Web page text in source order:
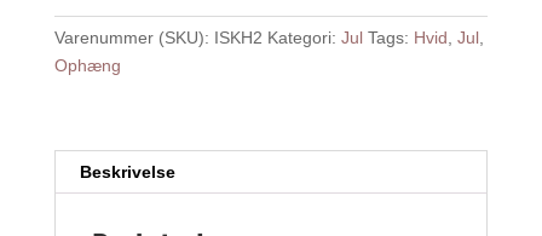
2
stk
antal
Varenummer (SKU): ISKH2 Kategori: Jul Tags: Hvid, Jul,
Ophæng
Beskrivelse